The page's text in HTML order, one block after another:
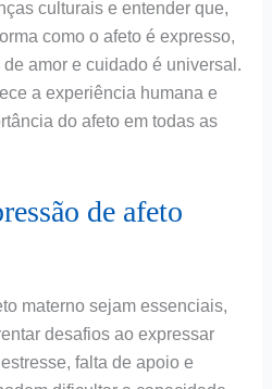
culturais e entender que,
como o afeto é expresso,
amor e cuidado é universal.
a experiência humana e
do afeto em todas as
de afeto
materno sejam essenciais,
desafios ao expressar
falta de apoio e